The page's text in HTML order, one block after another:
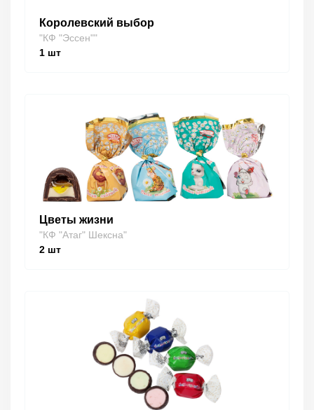
Королевский выбор
"КФ "Эссен""
1 шт
Цветы жизни
"КФ "Атаг" Шексна"
2 шт